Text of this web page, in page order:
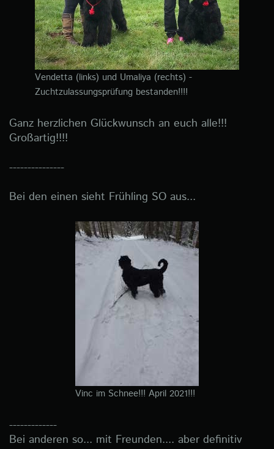
Vendetta (links) und Umaliya (rechts) -
Zuchtzulassungsprüfung bestanden!!!!
Ganz herzlichen Glückwunsch an euch alle!!!
Großartig!!!!
---------------
Bei den einen sieht Frühling SO aus...
Vinc im Schnee!!! April 2021!!!
-------------
Bei anderen so... mit Freunden.... aber definitiv